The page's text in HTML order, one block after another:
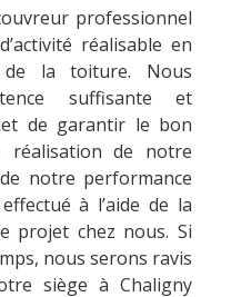
professionnel
réalisable en
la toiture. Nous
suffisante et
de garantir le bon
réalisation de notre
notre performance
à l’aide de la
projet chez nous. Si
nous serons ravis
siège à Chaligny